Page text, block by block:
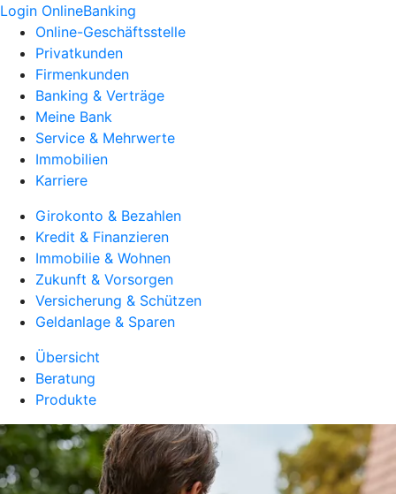
Login OnlineBanking
Online-Geschäftsstelle
Privatkunden
Firmenkunden
Banking & Verträge
Meine Bank
Service & Mehrwerte
Immobilien
Karriere
Girokonto & Bezahlen
Kredit & Finanzieren
Immobilie & Wohnen
Zukunft & Vorsorgen
Versicherung & Schützen
Geldanlage & Sparen
Übersicht
Beratung
Produkte